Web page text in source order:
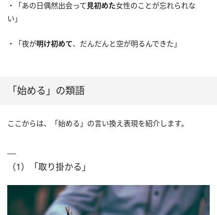
・「あの日偶然出会って見初めた女性のことが忘れられな
い」
・「夜が明け初めて、だんだんと空が明るんできた」
「始める」の類語
ここからは、「始める」の言い換え表現を紹介します。
（1）「取り掛かる」